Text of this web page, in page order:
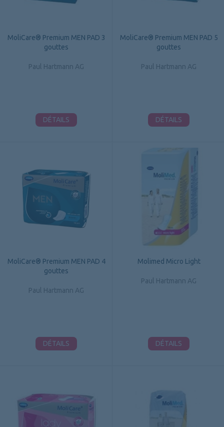
MoliCare® Premium MEN PAD 3
gouttes
Paul Hartmann AG
DÉTAILS
MoliCare® Premium MEN PAD 5
gouttes
Paul Hartmann AG
DÉTAILS
MoliCare® Premium MEN PAD 4
gouttes
Paul Hartmann AG
DÉTAILS
Molimed Micro Light
Paul Hartmann AG
DÉTAILS